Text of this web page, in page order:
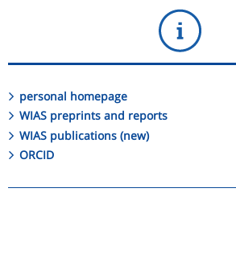
personal homepage
WIAS preprints and reports
WIAS publications (new)
ORCID